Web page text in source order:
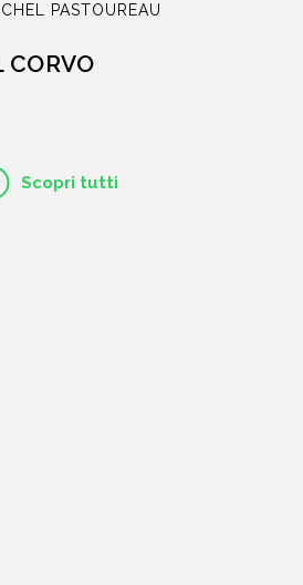
Scopri tutti
PASTOUREAU
CORVO